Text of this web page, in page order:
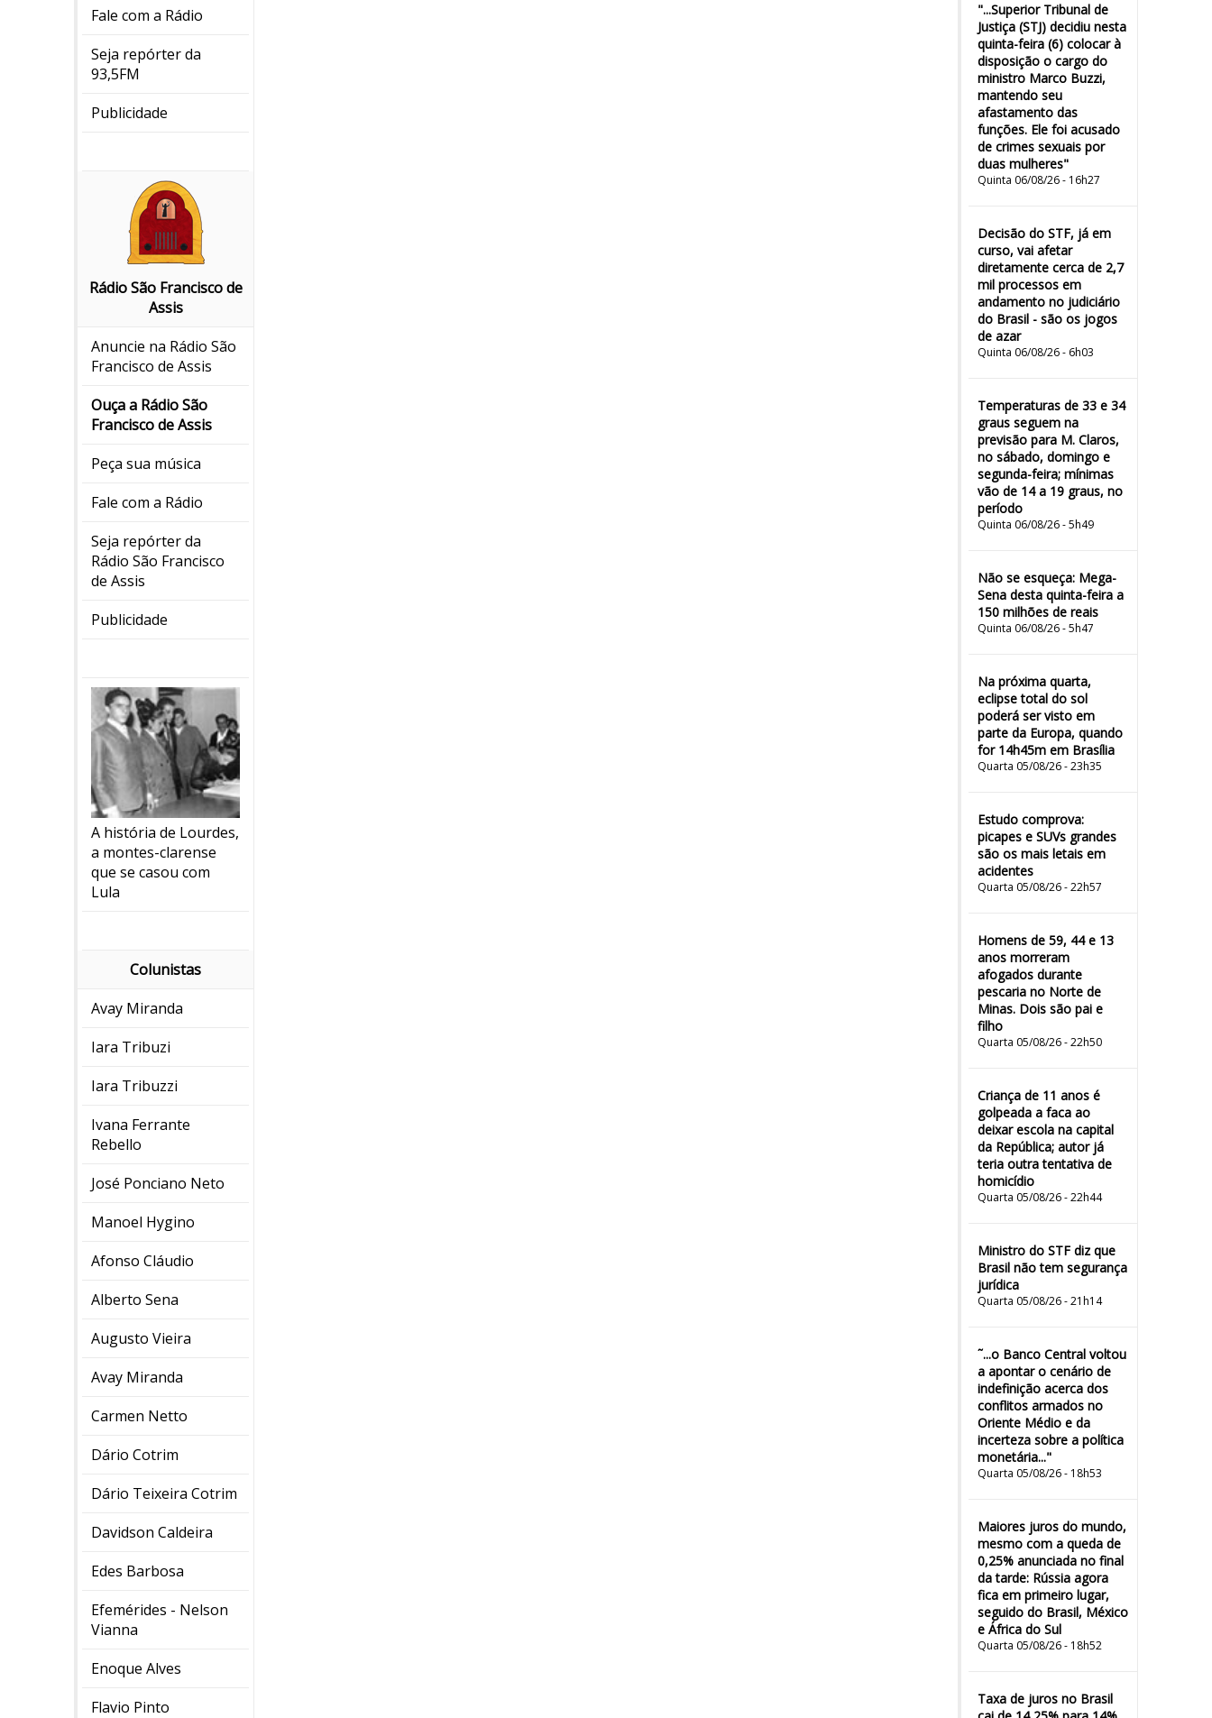
Fale com a Rádio
Seja repórter da
93,5FM
Publicidade
Rádio São Francisco de
Assis
Anuncie na Rádio São
Francisco de Assis
Ouça a Rádio São
Francisco de Assis
Peça sua música
Fale com a Rádio
Seja repórter da
Rádio São Francisco
de Assis
Publicidade
A história de Lourdes,
a montes-clarense
que se casou com
Lula
Colunistas
Avay Miranda
Iara Tribuzi
Iara Tribuzzi
Ivana Ferrante
Rebello
José Ponciano Neto
Manoel Hygino
Afonso Cláudio
Alberto Sena
Augusto Vieira
Avay Miranda
Carmen Netto
Dário Cotrim
Dário Teixeira Cotrim
Davidson Caldeira
Edes Barbosa
Efemérides - Nelson
Vianna
Enoque Alves
Flavio Pinto
"...Superior Tribunal de
Justiça (STJ) decidiu nesta
quinta-feira (6) colocar à
disposição o cargo do
ministro Marco Buzzi,
mantendo seu
afastamento das
funções. Ele foi acusado
de crimes sexuais por
duas mulheres"
Quinta 06/08/26 - 16h27
Decisão do STF, já em
curso, vai afetar
diretamente cerca de 2,7
mil processos em
andamento no judiciário
do Brasil - são os jogos
de azar
Quinta 06/08/26 - 6h03
Temperaturas de 33 e 34
graus seguem na
previsão para M. Claros,
no sábado, domingo e
segunda-feira; mínimas
vão de 14 a 19 graus, no
período
Quinta 06/08/26 - 5h49
Não se esqueça: Mega-
Sena desta quinta-feira a
150 milhões de reais
Quinta 06/08/26 - 5h47
Na próxima quarta,
eclipse total do sol
poderá ser visto em
parte da Europa, quando
for 14h45m em Brasília
Quarta 05/08/26 - 23h35
Estudo comprova:
picapes e SUVs grandes
são os mais letais em
acidentes
Quarta 05/08/26 - 22h57
Homens de 59, 44 e 13
anos morreram
afogados durante
pescaria no Norte de
Minas. Dois são pai e
filho
Quarta 05/08/26 - 22h50
Criança de 11 anos é
golpeada a faca ao
deixar escola na capital
da República; autor já
teria outra tentativa de
homicídio
Quarta 05/08/26 - 22h44
Ministro do STF diz que
Brasil não tem segurança
jurídica
Quarta 05/08/26 - 21h14
˜...o Banco Central voltou
a apontar o cenário de
indefinição acerca dos
conflitos armados no
Oriente Médio e da
incerteza sobre a política
monetária..."
Quarta 05/08/26 - 18h53
Maiores juros do mundo,
mesmo com a queda de
0,25% anunciada no final
da tarde: Rússia agora
fica em primeiro lugar,
seguido do Brasil, México
e África do Sul
Quarta 05/08/26 - 18h52
Taxa de juros no Brasil